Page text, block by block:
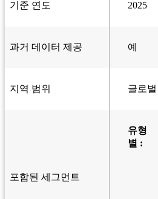
기준 연도 2025
과거 데이터 제공 예
지역 범위 글로벌
포함된 세그먼트
유형
별 :